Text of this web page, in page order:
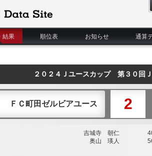
結果 順位表 お知らせ 通算
２０２４Ｊユースカップ 第３０回
ＦＣ町田ゼルビアユース 2
吉城寺 朝仁
奥山 瑛人